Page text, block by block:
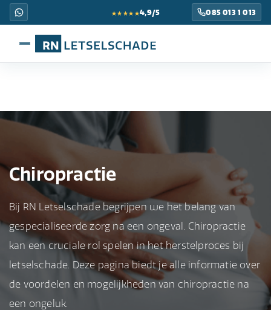
★★★★★4,9/5 085 013 1 013
Chiropractie
Bij RN Letselschade begrijpen we het belang van
gespecialiseerde zorg na een ongeval. Chiropractie
kan een cruciale rol spelen in het herstelproces bij
letselschade. Deze pagina biedt je alle informatie over
de voordelen en mogelijkheden van chiropractie na
een ongeluk.